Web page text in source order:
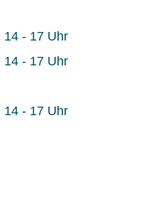
14 - 17 Uhr
14 - 17 Uhr
14 - 17 Uhr